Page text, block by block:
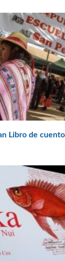
Libro de